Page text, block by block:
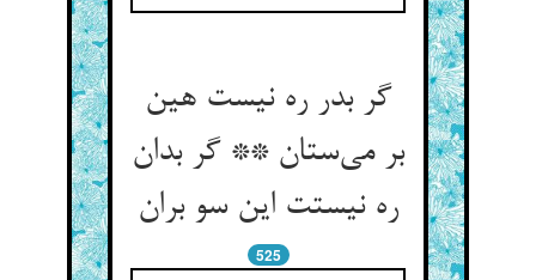
گر بدر ره نیست هین
بر می‌ستان ** گر بدان
ره نیستت این سو بران
525